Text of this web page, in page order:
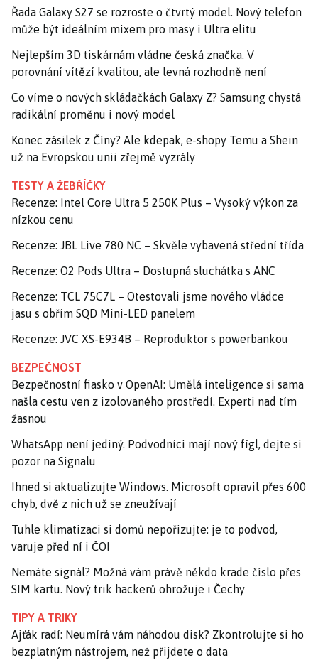
Řada Galaxy S27 se rozroste o čtvrtý model. Nový telefon
může být ideálním mixem pro masy i Ultra elitu
Nejlepším 3D tiskárnám vládne česká značka. V
porovnání vítězí kvalitou, ale levná rozhodně není
Co víme o nových skládačkách Galaxy Z? Samsung chystá
radikální proměnu i nový model
Konec zásilek z Číny? Ale kdepak, e-shopy Temu a Shein
už na Evropskou unii zřejmě vyzrály
TESTY A ŽEBŘÍČKY
Recenze: Intel Core Ultra 5 250K Plus – Vysoký výkon za
nízkou cenu
Recenze: JBL Live 780 NC – Skvěle vybavená střední třída
Recenze: O2 Pods Ultra – Dostupná sluchátka s ANC
Recenze: TCL 75C7L – Otestovali jsme nového vládce
jasu s obřím SQD Mini-LED panelem
Recenze: JVC XS-E934B – Reproduktor s powerbankou
BEZPEČNOST
Bezpečnostní fiasko v OpenAI: Umělá inteligence si sama
našla cestu ven z izolovaného prostředí. Experti nad tím
žasnou
WhatsApp není jediný. Podvodníci mají nový fígl, dejte si
pozor na Signalu
Ihned si aktualizujte Windows. Microsoft opravil přes 600
chyb, dvě z nich už se zneužívají
Tuhle klimatizaci si domů nepořizujte: je to podvod,
varuje před ní i ČOI
Nemáte signál? Možná vám právě někdo krade číslo přes
SIM kartu. Nový trik hackerů ohrožuje i Čechy
TIPY A TRIKY
Ajťák radí: Neumírá vám náhodou disk? Zkontrolujte si ho
bezplatným nástrojem, než přijdete o data